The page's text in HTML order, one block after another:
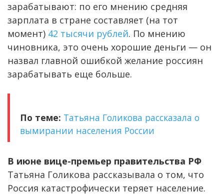
зарабатывают: по его мнению средняя
зарплата в стране составляет (на тот
момент) 42 тысячи рублей. По мнению
чиновника, это очень хорошие деньги — он
назвал главной ошибкой желание россиян
зарабатывать еще больше.
По теме: Татьяна Голикова рассказала о
вымирании населения России
В июне вице-премьер правительства РФ
Татьяна Голикова рассказывала о том, что
Россия катастрофически теряет население.